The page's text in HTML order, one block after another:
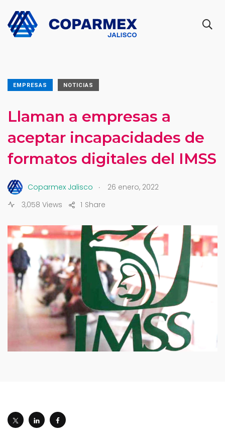
EMPRESAS NOTICIAS
Llaman a empresas a
aceptar incapacidades de
formatos digitales del IMSS
Coparmex Jalisco .
26 enero, 2022
3,058 Views
Share
1